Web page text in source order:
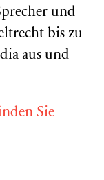
und
bis zu
aus und
Sie